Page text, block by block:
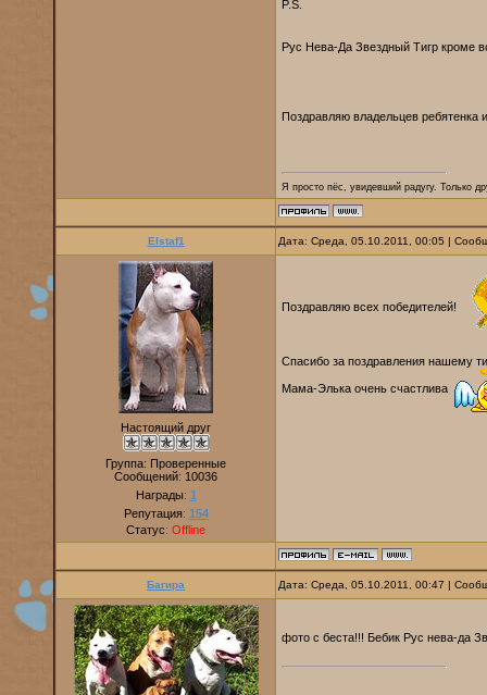
P.S.
Рус Нева-Да Звездный Тигр кроме
Поздравляю владельцев ребятенка
Я просто пёс, увидевший радугу. Только
Elstaf1 Дата: Среда, 05.10.2011, 00:05 |
Настоящий друг
Группа: Проверенные
Сообщений: 10036
Награды: 1
Репутация: 154
Статус: Offline
Поздравляю всех победителей!
Спасибо за поздравления нашему
Мама-Элька очень счастлива
Багира Дата: Среда, 05.10.2011, 00:47 |
фото с беста!!! Бебик Рус нева-да